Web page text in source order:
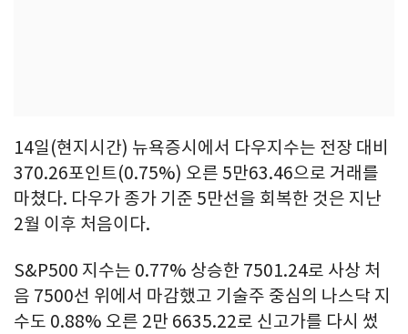
14일(현지시간) 뉴욕증시에서 다우지수는 전장 대비
370.26포인트(0.75%) 오른 5만63.46으로 거래를
마쳤다. 다우가 종가 기준 5만선을 회복한 것은 지난
2월 이후 처음이다.
S&P500 지수는 0.77% 상승한 7501.24로 사상 처
음 7500선 위에서 마감했고 기술주 중심의 나스닥 지
수도 0.88% 오른 2만 6635.22로 신고가를 다시 썼